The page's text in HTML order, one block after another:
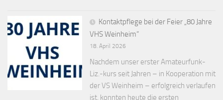
Kontaktpflege bei der Feier „80 Jahre
VHS Weinheim“
18. April 2026
Nachdem unser erster Amateurfunk-
Liz.-kurs seit Jahren – in Kooperation mit
der VS Weinheim – erfolgreich verlaufen
ist, konnten heute die ersten